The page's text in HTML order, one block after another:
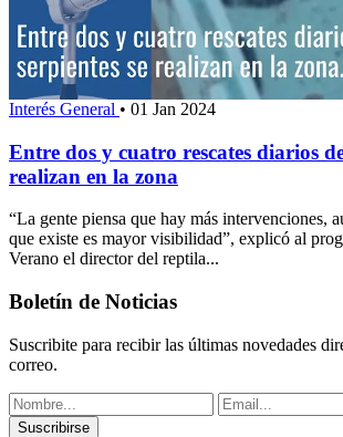
Interés General • 01 Jan 2024
Entre dos y cuatro rescates diarios
realizan en la zona
“La gente piensa que hay más intervenciones,
que existe es mayor visibilidad”, explicó al
Verano el director del reptila...
Boletín de Noticias
Suscribite para recibir las últimas novedades
correo.
Suscribirse